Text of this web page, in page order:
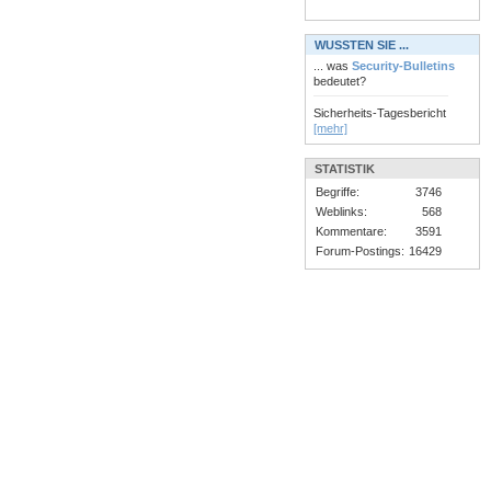
WUSSTEN SIE ...
... was Security-Bulletins
bedeutet?
Sicherheits-Tagesbericht
[mehr]
STATISTIK
Begriffe:
3746
Weblinks:
568
Kommentare:
3591
Forum-Postings: 16429